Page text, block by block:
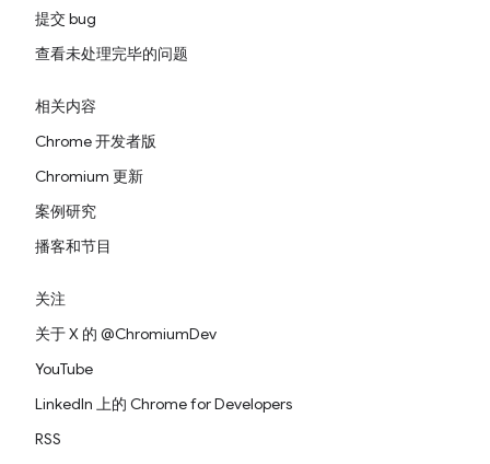
提交 bug
查看未处理完毕的问题
相关内容
Chrome 开发者版
Chromium 更新
案例研究
播客和节目
关注
关于 X 的 @ChromiumDev
YouTube
LinkedIn 上的 Chrome for Developers
RSS